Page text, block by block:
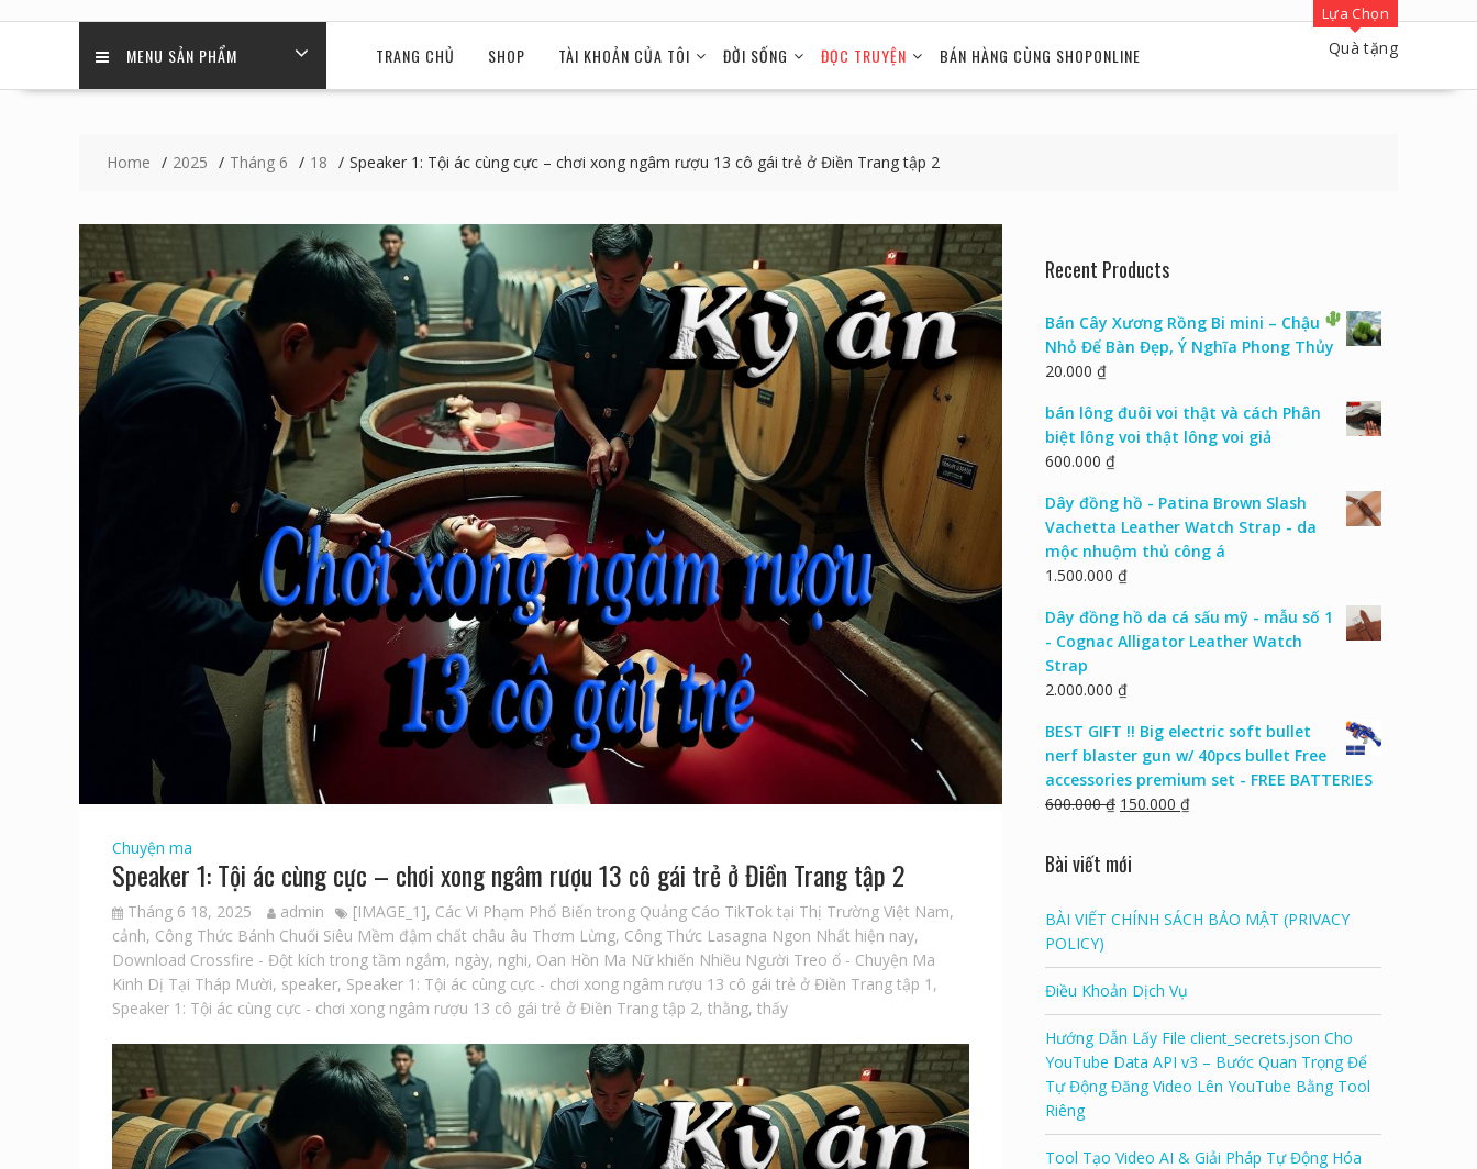
MENU SẢN PHẨM TRANG CHỦ SHOP TÀI KHOẢN CỦA TÔI ĐỜI SỐNG ĐỌC TRUYỆN BÁN HÀNG CÙNG SHOPONLINE
Lựa Chọn
Quà tặng
Home 2025 Tháng 6 18 Speaker 1: Tội ác cùng cực – chơi xong ngâm rượu 13 cô gái trẻ ở Điền Trang tập 2
Chuyện ma
Speaker 1: Tội ác cùng cực – chơi xong ngâm rượu 13 cô gái trẻ ở Điền Trang tập 2
Tháng 6 18, 2025 admin [IMAGE_1], Các Vi Phạm Phổ Biến trong Quảng Cáo TikTok tại Thị Trường Việt Nam,
cảnh, Công Thức Bánh Chuối Siêu Mềm đậm chất châu âu Thơm Lừng, Công Thức Lasagna Ngon Nhất hiện nay,
Download Crossfire - Đột kích trong tầm ngắm, ngày, nghi, Oan Hồn Ma Nữ khiến Nhiều Người Treo ổ - Chuyện Ma
Kinh Dị Tại Tháp Mười, speaker, Speaker 1: Tội ác cùng cực - chơi xong ngâm rượu 13 cô gái trẻ ở Điền Trang tập 1 ,
Speaker 1: Tội ác cùng cực - chơi xong ngâm rượu 13 cô gái trẻ ở Điền Trang tập 2, thằng, thấy
Recent Products
Bán Cây Xương Rồng Bi mini – Chậu
Nhỏ Để Bàn Đẹp, Ý Nghĩa Phong Thủy
20.000 ₫
bán lông đuôi voi thật và cách Phân
biệt lông voi thật lông voi giả
600.000 ₫
Dây đồng hồ - Patina Brown Slash
Vachetta Leather Watch Strap - da
mộc nhuộm thủ công á
1.500.000 ₫
Dây đồng hồ da cá sấu mỹ - mẫu số 1
- Cognac Alligator Leather Watch
Strap
2.000.000 ₫
BEST GIFT !! Big electric soft bullet
nerf blaster gun w/ 40pcs bullet Free
accessories premium set - FREE BATTERIES
600.000₫ 150.000 ₫
Bài viết mới
BÀI VIẾT CHÍNH SÁCH BẢO MẬT (PRIVACY
POLICY)
Điều Khoản Dịch Vụ
Hướng Dẫn Lấy File client_secrets.json Cho
YouTube Data API v3 – Bước Quan Trọng Để
Tự Động Đăng Video Lên YouTube Bằng Tool
Riêng
Tool Tạo Video AI & Giải Pháp Tự Động Hóa